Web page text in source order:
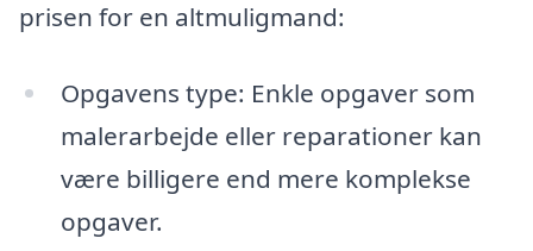
prisen for en altmuligmand:
Opgavens type: Enkle opgaver som
malerarbejde eller reparationer kan
være billigere end mere komplekse
opgaver.